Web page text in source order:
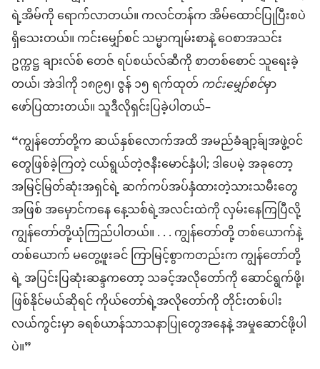
ရဲ့​အိမ်ကို ရောက်​လာတယ်။ ကလင်တန်​က အိမ်ထောင်​ပြုပြီး​စ​ပဲ​
ရှိသေးတယ်။ ကင်းမျှော်စင် သမ္မာကျမ်းစာ​နဲ့ ဝေစာ​အသင်း​
ဥက္ကဋ္ဌ ချားလ်စ် တေ​ဇ် ရပ်စယ်လ်​ဆီ​ကို စာ​တစ်စောင် သူ​ရေးခဲ့
တယ်၊ အဲဒါကို ၁၈၉၅၊ ဇွန် ၁၅ ရက်ထုတ်ကင်းမျှော်စင်​မှာ
ဖော်ပြ​ထား​တယ်။ သူ​ဒီလို​ရှင်းပြ​ခဲ့​ပါ​တယ်–
“ကျွန်တော်​တို့​က ဆယ်နှစ်​လောက်​အထိ အမည်ခံ​ချာ့ခ်ျ​အဖွဲ့ဝင်​
တွေ​ဖြစ်​ခဲ့​ကြ​တဲ့ ငယ်ရွယ်​တဲ့​ဇနီး​မောင်နှံ​ပါ; ဒါပေမဲ့ အခုတော့
အမြင့်မြတ်ဆုံး​အရှင်ရဲ့ ဆက်ကပ်​အပ်နှံ​ထား​တဲ့​သားသမီးတွေ​
အဖြစ် အမှောင်​ကနေ နေ့သစ်​ရဲ့​အလင်း​ထဲ​ကို လှမ်း​နေကြပြီ​လို့
ကျွန်တော်​တို့​ယုံကြည်ပါ​တယ်။ . . . ကျွန်တော်​တို့ တစ်ယောက်​နဲ့​
တစ်ယောက် မတွေ့ဖူး​ခင် ကြာမြင့်စွာ​ကတည်းက ကျွန်တော်​တို့​
ရဲ့ အပြင်းပြဆုံး​ဆန္ဒ​က​တော့ သခင့်​အလိုတော်ကို ဆောင်ရွက်ဖို့၊
ဖြစ်​နိုင်​မယ်​ဆိုရင် ကိုယ်တော်​ရဲ့​အလိုတော်ကို တိုင်းတစ်ပါး​
လယ်ကွင်း​မှာ ခရစ်ယာန်​သာသနာပြုတွေ​အနေ​နဲ့ အမှုဆောင်ဖို့​ပါ​
ပဲ။”